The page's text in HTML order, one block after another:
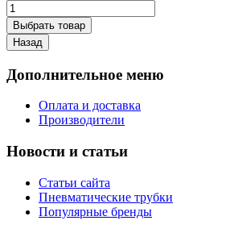
Дополнительное меню
Оплата и доставка
Производители
Новости и статьи
Статьи сайта
Пневматические трубки
Популярные бренды